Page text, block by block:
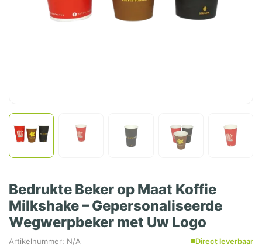
Bedrukte Beker op Maat Koffie
Milkshake – Gepersonaliseerde
Wegwerpbeker met Uw Logo
Artikelnummer: N/A Direct leverbaar